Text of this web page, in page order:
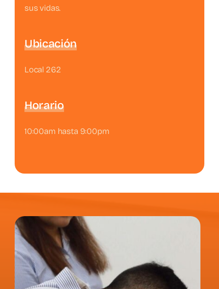
sus vidas.
Ubicación
Local 262
Horario
10:00am hasta 9:00pm